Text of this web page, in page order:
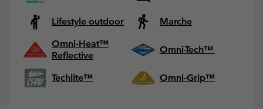
Lifestyle outdoor
Marche
Omni-Heat™
Reflective
Omni-Tech™
Techlite™ Omni-Grip™